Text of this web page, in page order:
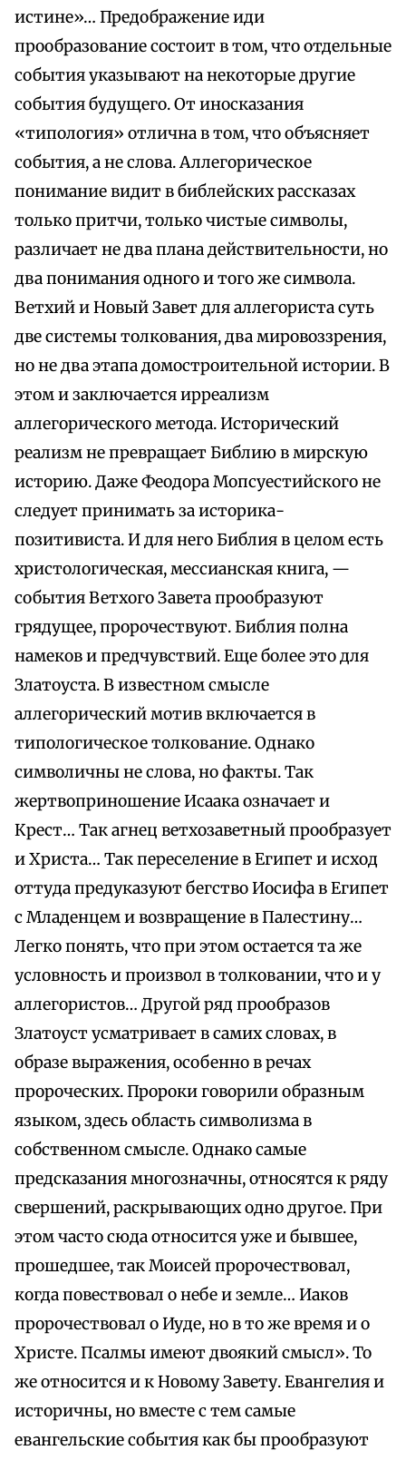
истине»… Предображение иди
прообразование состоит в том, что отдельные
события указывают на некоторые другие
события будущего. От иносказания
«типология» отлична в том, что объясняет
события, а не слова. Аллегорическое
понимание видит в библейских рассказах
только притчи, только чистые символы,
различает не два плана действительности, но
два понимания одного и того же символа.
Ветхий и Новый Завет для аллегориста суть
две системы толкования, два мировоззрения,
но не два этапа домостроительной истории. В
этом и заключается ирреализм
аллегорического метода. Исторический
реализм не превращает Библию в мирскую
историю. Даже Феодора Мопсуестийского не
следует принимать за историка-
позитивиста. И для него Библия в целом есть
христологическая, мессианская книга, —
события Ветхого Завета прообразуют
грядущее, пророчествуют. Библия полна
намеков и предчувствий. Еще более это для
Златоуста. В известном смысле
аллегорический мотив включается в
типологическое толкование. Однако
символичны не слова, но факты. Так
жертвоприношение Исаака означает и
Крест… Так агнец ветхозаветный прообразует
и Христа… Так переселение в Египет и исход
оттуда предуказуют бегство Иосифа в Египет
с Младенцем и возвращение в Палестину…
Легко понять, что при этом остается та же
условность и произвол в толковании, что и у
аллегористов… Другой ряд прообразов
Златоуст усматривает в самих словах, в
образе выражения, особенно в речах
пророческих. Пророки говорили образным
языком, здесь область символизма в
собственном смысле. Однако самые
предсказания многозначны, относятся к ряду
свершений, раскрывающих одно другое. При
этом часто сюда относится уже и бывшее,
прошедшее, так Моисей пророчествовал,
когда повествовал о небе и земле… Иаков
пророчествовал о Иуде, но в то же время и о
Христе. Псалмы имеют двоякий смысл». То
же относится и к Новому Завету. Евангелия и
историчны, но вместе с тем самые
евангельские события как бы прообразуют